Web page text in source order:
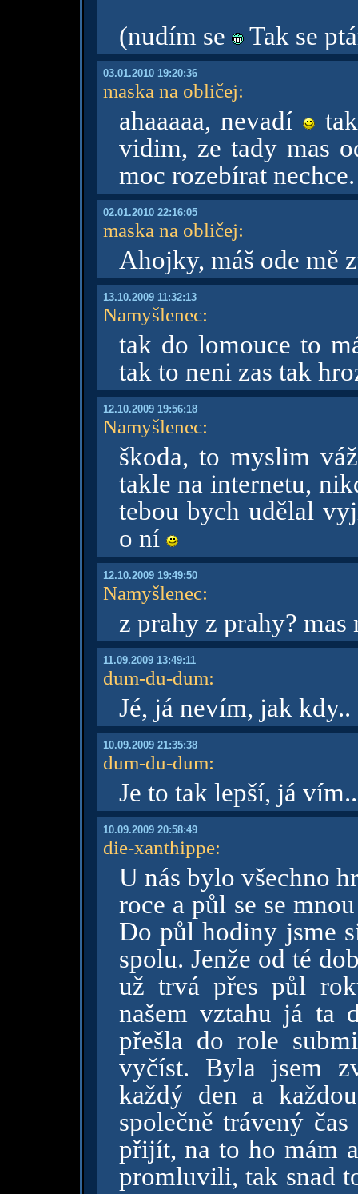
(nudím se Tak se
03.01.2010 19:20:36
maska na obličej:
ahaaaaa, nevadí
vidim, ze tady mas
moc rozebírat
02.01.2010 22:16:05
maska na obličej:
Ahojky, máš ode mě
13.10.2009 11:32:13
Namyšlenec:
tak do lomouce to
tak to neni zas tak
12.10.2009 19:56:18
Namyšlenec:
škoda, to myslim
takle na internetu,
tebou bych udělal
o ní
12.10.2009 19:49:50
Namyšlenec:
z prahy z prahy? mas
11.09.2009 13:49:11
dum-du-dum:
Jé, já nevím, jak
10.09.2009 21:35:38
dum-du-dum:
Je to tak lepší, já vím..
10.09.2009 20:58:49
die-xanthippe:
U nás bylo všechno
roce a půl se se
Do půl hodiny jsme
spolu. Jenže od té
už trvá přes půl
našem vztahu já ta
přešla do role
vyčíst. Byla jsem
každý den a
společně trávený
přijít, na to ho mám
promluvili, tak snad